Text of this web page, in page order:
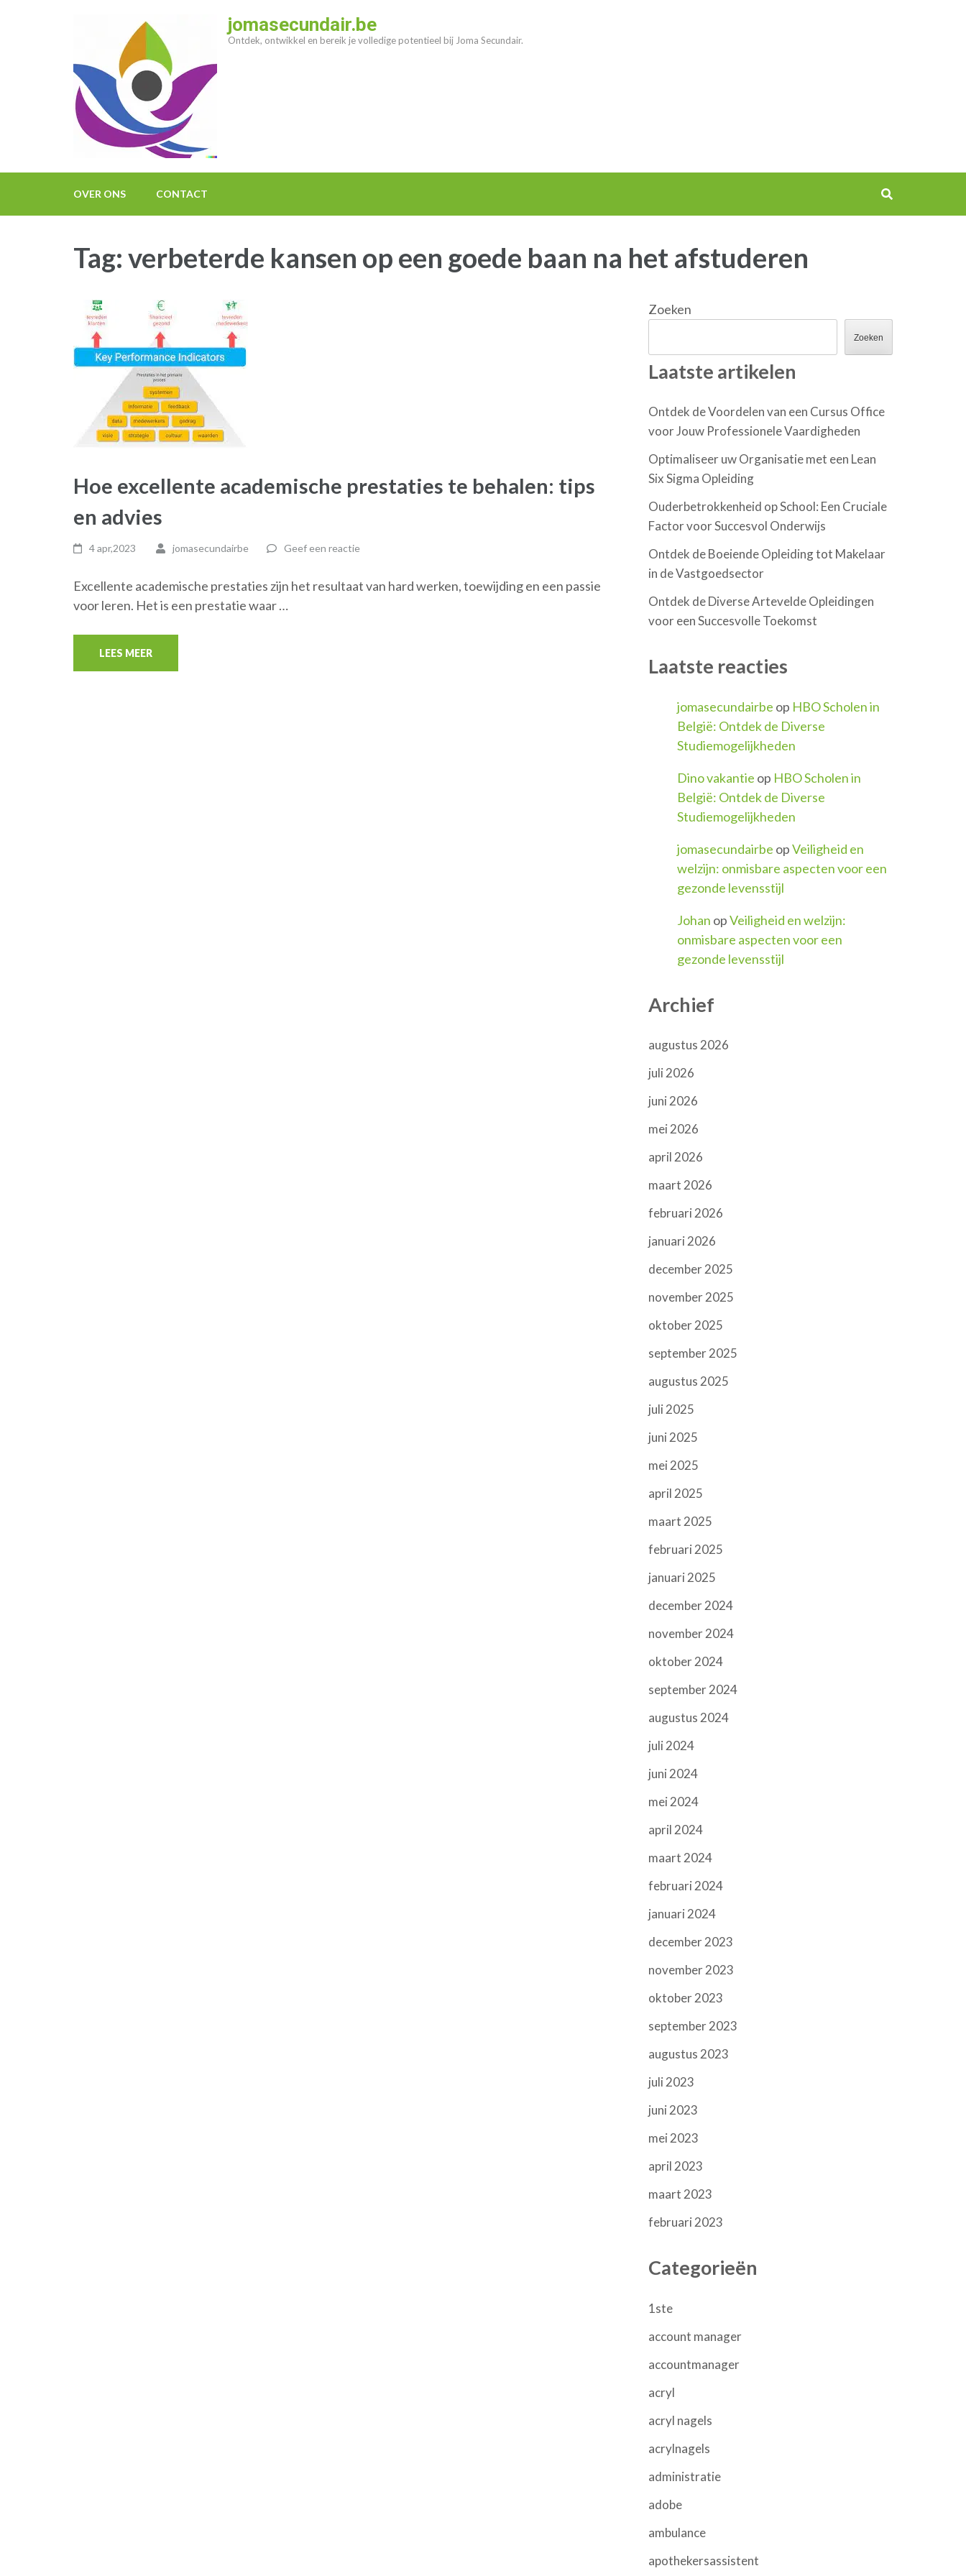
jomasecundair.be
Ontdek, ontwikkel en bereik je volledige potentieel bij Joma Secundair.
OVER ONS CONTACT
Tag:verbeterde kansen op een goede baan na het afstuderen
Hoe excellente academische prestaties te behalen: tips
en advies
4 apr,2023 jomasecundairbe Geef een reactie
Excellente academische prestaties zijn het resultaat van hard werken, toewijding en een passie
voor leren. Het is een prestatie waar …
LEES MEER
Zoeken
Zoeken
Laatste artikelen
Ontdek de Voordelen van een Cursus Office
voor Jouw Professionele Vaardigheden
Optimaliseer uw Organisatie met een Lean
Six Sigma Opleiding
Ouderbetrokkenheid op School: Een Cruciale
Factor voor Succesvol Onderwijs
Ontdek de Boeiende Opleiding tot Makelaar
in de Vastgoedsector
Ontdek de Diverse Artevelde Opleidingen
voor een Succesvolle Toekomst
Laatste reacties
jomasecundairbe op HBO Scholen in
België: Ontdek de Diverse
Studiemogelijkheden
Dino vakantie op HBO Scholen in
België: Ontdek de Diverse
Studiemogelijkheden
jomasecundairbe opVeiligheid en
welzijn: onmisbare aspecten voor een
gezonde levensstijl
Johan opVeiligheid en welzijn:
onmisbare aspecten voor een
gezonde levensstijl
Archief
augustus 2026
juli 2026
juni 2026
mei 2026
april 2026
maart 2026
februari 2026
januari 2026
december 2025
november 2025
oktober 2025
september 2025
augustus 2025
juli 2025
juni 2025
mei 2025
april 2025
maart 2025
februari 2025
januari 2025
december 2024
november 2024
oktober 2024
september 2024
augustus 2024
juli 2024
juni 2024
mei 2024
april 2024
maart 2024
februari 2024
januari 2024
december 2023
november 2023
oktober 2023
september 2023
augustus 2023
juli 2023
juni 2023
mei 2023
april 2023
maart 2023
februari 2023
Categorieën
1ste
account manager
accountmanager
acryl
acryl nagels
acrylnagels
administratie
adobe
ambulance
apothekersassistent